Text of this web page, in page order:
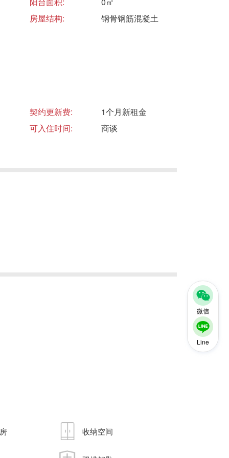
微信
Line
房屋结构:
钢骨钢筋混凝土
契约更新费:
1个月新租金
可入住时间:
商谈
收纳空间